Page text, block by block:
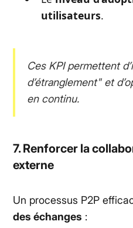
utilisateurs.
Ces KPI permettent
d’étranglement" et
en continu.
7. Renforcer la
externe
Un processus P2P
des échanges :